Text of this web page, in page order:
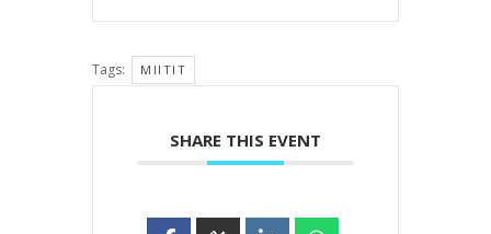
Tags: MIITIT
SHARE THIS EVENT